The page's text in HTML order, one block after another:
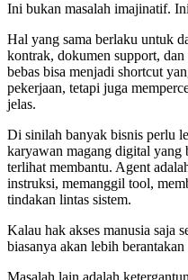
Ini bukan masalah imajinatif.
Hal yang sama berlaku untuk
kontrak, dokumen support,
bebas bisa menjadi shortcut
pekerjaan, tetapi juga
jelas.
Di sinilah banyak bisnis perlu
karyawan magang digital yang
terlihat membantu. Agent
instruksi, memanggil tool,
tindakan lintas sistem.
Kalau hak akses manusia saja
biasanya akan lebih berantakan